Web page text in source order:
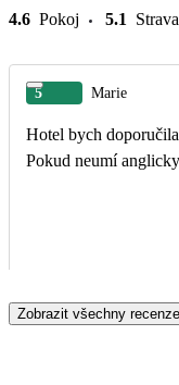
4.6 Pokoj 5.1 Strava
5 Marie
Hotel bych
Pokud neumí
Zobrazit všechny recenze